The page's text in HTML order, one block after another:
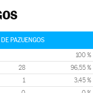
PAZUENGOS
100 %
28 96,55 %
1 3,45 %